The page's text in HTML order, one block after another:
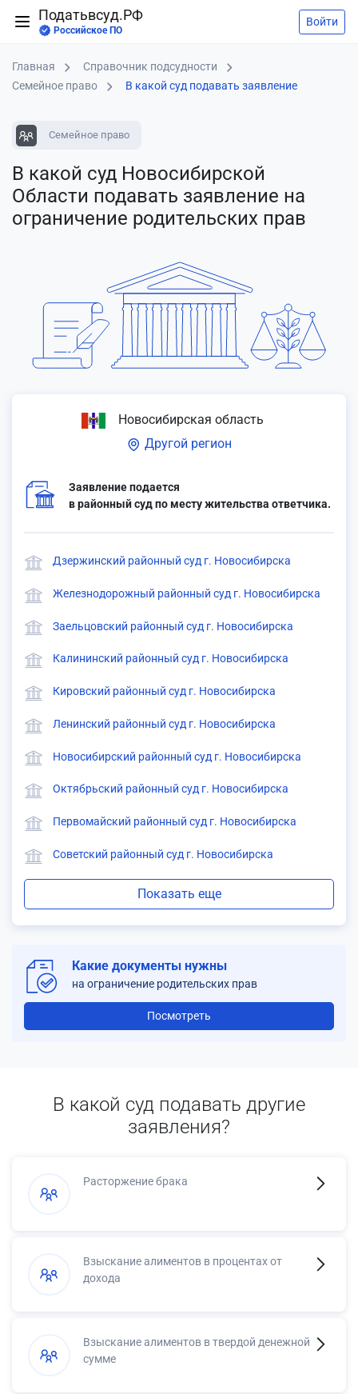
Податьвсуд.РФ
Российское ПО
Войти
Главная
Справочник подсудности
Семейное право
В какой суд подавать заявление
Семейное право
В какой суд Новосибирской
Области подавать заявление на
ограничение родительских прав
Новосибирская область
Другой регион
Заявление подается
в районный суд по месту жительства ответчика.
Дзержинский районный суд г. Новосибирска
Железнодорожный районный суд г. Новосибирска
Заельцовский районный суд г. Новосибирска
Калининский районный суд г. Новосибирска
Кировский районный суд г. Новосибирска
Ленинский районный суд г. Новосибирска
Новосибирский районный суд г. Новосибирска
Октябрьский районный суд г. Новосибирска
Первомайский районный суд г. Новосибирска
Советский районный суд г. Новосибирска
Показать еще
Какие документы нужны
на ограничение родительских прав
Посмотреть
В какой суд подавать другие
заявления?
Расторжение брака
Взыскание алиментов в процентах от
дохода
Взыскание алиментов в твердой денежной
сумме